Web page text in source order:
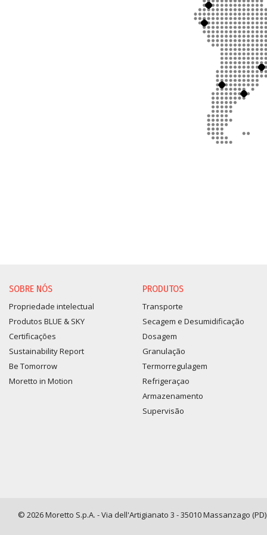
SOBRE NÓS
Propriedade intelectual
Produtos BLUE & SKY
Certificações
Sustainability Report
Be Tomorrow
Moretto in Motion
PRODUTOS
Transporte
Secagem e Desumidificação
Dosagem
Granulação
Termorregulagem
Refrigeraçao
Armazenamento
Supervisão
© 2026 Moretto S.p.A. - Via dell'Artigianato 3 - 35010 Massanzago